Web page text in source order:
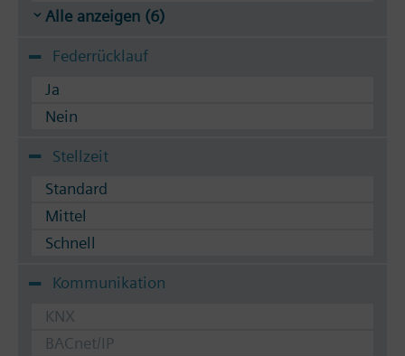
Alle anzeigen (6)
Federrücklauf
Ja
Nein
Stellzeit
Standard
Mittel
Schnell
Kommunikation
KNX
BACnet/IP